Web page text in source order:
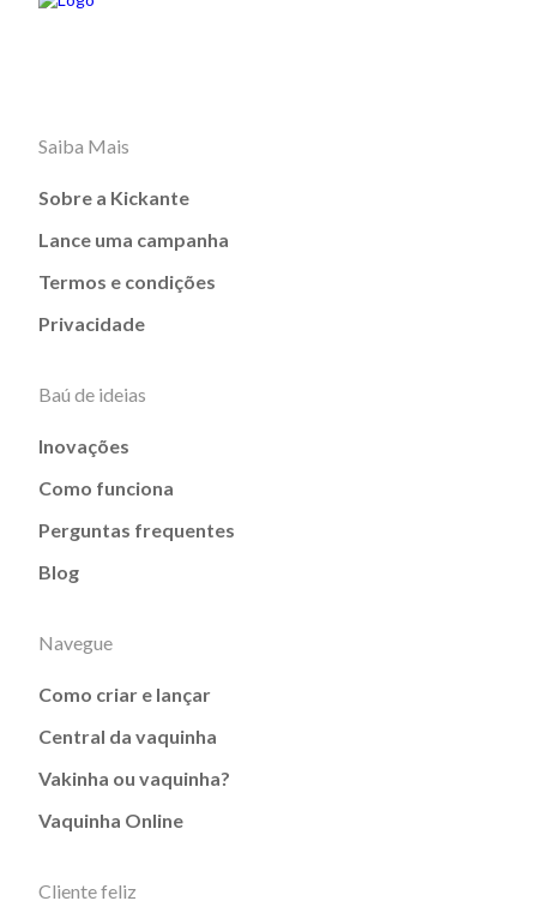
Saiba Mais
Sobre a Kickante
Lance uma campanha
Termos e condições
Privacidade
Baú de ideias
Inovações
Como funciona
Perguntas frequentes
Blog
Navegue
Como criar e lançar
Central da vaquinha
Vakinha ou vaquinha?
Vaquinha Online
Cliente feliz